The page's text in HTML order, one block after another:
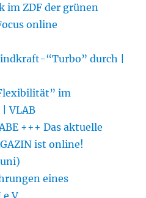
im ZDF der grünen
online
“Turbo” durch |
im
VLAB
+++ Das aktuelle
ist online!
eines